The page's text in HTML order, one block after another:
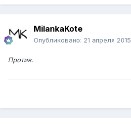
MilankaKote
Опубликовано: 21 апреля 2015
Против.